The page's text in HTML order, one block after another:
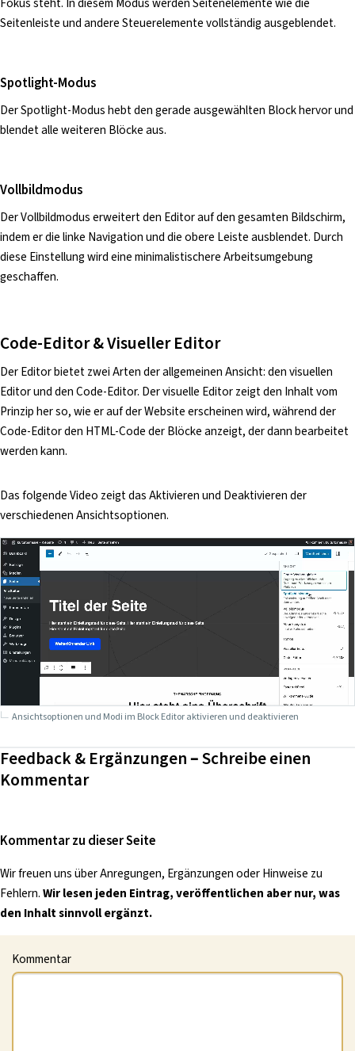
Seitenleiste und andere Steuerelemente vollständig ausgeblendet.
Spotlight-Modus
Der Spotlight-Modus hebt den gerade ausgewählten Block hervor und
blendet alle weiteren Blöcke aus.
Vollbildmodus
Der Vollbildmodus erweitert den Editor auf den gesamten Bildschirm,
indem er die linke Navigation und die obere Leiste ausblendet. Durch
diese Einstellung wird eine minimalistischere Arbeitsumgebung
geschaffen.
Code-Editor & Visueller Editor
Der Editor bietet zwei Arten der allgemeinen Ansicht: den visuellen
Editor und den Code-Editor. Der visuelle Editor zeigt den Inhalt vom
Prinzip her so, wie er auf der Website erscheinen wird, während der
Code-Editor den HTML-Code der Blöcke anzeigt, der dann bearbeitet
werden kann.
Das folgende Video zeigt das Aktivieren und Deaktivieren der
verschiedenen Ansichtsoptionen.
Ansichtsoptionen und Modi im Block Editor aktivieren und deaktivieren
Feedback & Ergänzungen – Schreibe einen
Kommentar
Kommentar zu dieser Seite
Wir freuen uns über Anregungen, Ergänzungen oder Hinweise zu
Fehlern.Wir lesen jeden Eintrag, veröffentlichen aber nur, was
den Inhalt sinnvoll ergänzt.
Kommentar